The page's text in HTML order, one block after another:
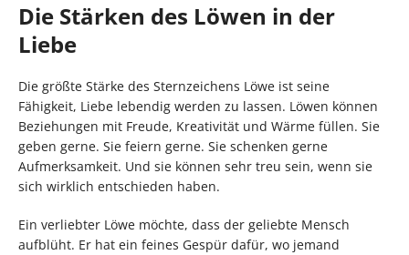
Die Stärken des Löwen in der
Liebe
Die größte Stärke des Sternzeichens Löwe ist seine
Fähigkeit, Liebe lebendig werden zu lassen. Löwen können
Beziehungen mit Freude, Kreativität und Wärme füllen. Sie
geben gerne. Sie feiern gerne. Sie schenken gerne
Aufmerksamkeit. Und sie können sehr treu sein, wenn sie
sich wirklich entschieden haben.
Ein verliebter Löwe möchte, dass der geliebte Mensch
aufblüht. Er hat ein feines Gespür dafür, wo jemand